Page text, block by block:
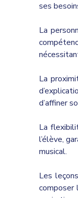
ses
La
La
d’affiner
La
l’élève,
musical.
Les
composer